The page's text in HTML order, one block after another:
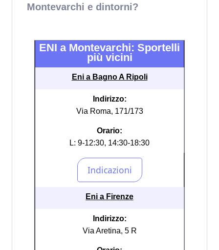
Montevarchi e dintorni?
ENI a Montevarchi: Sportelli
più vicini
Eni a Bagno A Ripoli
Indirizzo:
Via Roma, 171/173
Orario:
L: 9-12:30, 14:30-18:30
Eni a Firenze
Indirizzo:
Via Aretina, 5 R